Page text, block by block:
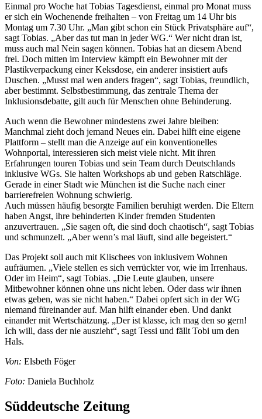
Einmal pro Woche hat Tobias Tagesdienst, einmal pro Monat muss
er sich ein Wochenende freihalten – von Freitag um 14 Uhr bis
Montag um 7.30 Uhr. „Man gibt schon ein Stück Privatsphäre auf“,
sagt Tobias. „Aber das tut man in jeder WG.“ Wer nicht dran ist,
muss auch mal Nein sagen können. Tobias hat an diesem Abend
frei. Doch mitten im Interview kämpft ein Bewohner mit der
Plastikverpackung einer Keksdose, ein anderer insistiert aufs
Duschen. „Musst mal wen anders fragen“, sagt Tobias, freundlich,
aber bestimmt. Selbstbestimmung, das zentrale Thema der
Inklusionsdebatte, gilt auch für Menschen ohne Behinderung.
Auch wenn die Bewohner mindestens zwei Jahre bleiben:
Manchmal zieht doch jemand Neues ein. Dabei hilft eine eigene
Plattform – stellt man die Anzeige auf ein konventionelles
Wohnportal, interessieren sich meist viele nicht. Mit ihren
Erfahrungen touren Tobias und sein Team durch Deutschlands
inklusive WGs. Sie halten Workshops ab und geben Ratschläge.
Gerade in einer Stadt wie München ist die Suche nach einer
barrierefreien Wohnung schwierig.
Auch müssen häufig besorgte Familien beruhigt werden. Die Eltern
haben Angst, ihre behinderten Kinder fremden Studenten
anzuvertrauen. „Sie sagen oft, die sind doch chaotisch“, sagt Tobias
und schmunzelt. „Aber wenn’s mal läuft, sind alle begeistert.“
Das Projekt soll auch mit Klischees von inklusivem Wohnen
aufräumen. „Viele stellen es sich verrückter vor, wie im Irrenhaus.
Oder im Heim“, sagt Tobias. „Die Leute glauben, unsere
Mitbewohner können ohne uns nicht leben. Oder dass wir ihnen
etwas geben, was sie nicht haben.“ Dabei opfert sich in der WG
niemand füreinander auf. Man hilft einander eben. Und dankt
einander mit Wertschätzung. „Der ist klasse, ich mag den so gern!
Ich will, dass der nie auszieht“, sagt Tessi und fällt Tobi um den
Hals.
Von: Elsbeth Föger
Foto: Daniela Buchholz
Süddeutsche Zeitung